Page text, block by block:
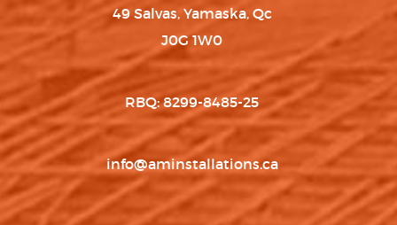
49 Salvas, Yamaska, Qc
J0G 1W0
RBQ: 8299-8485-25
info@aminstallations.ca